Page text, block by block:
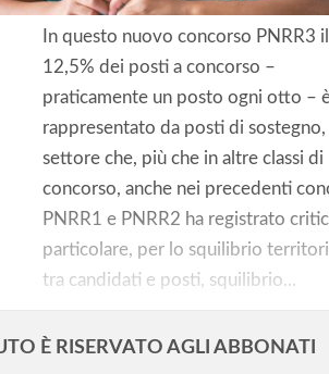
In questo nuovo concorso PNRR3 il
12,5% dei posti a concorso –
praticamente un posto ogni otto –
rappresentato da posti di sostegno,
settore che, più che in altre classi di
concorso, anche nei precedenti
PNRR1 e PNRR2 ha registrato
particolare, per lo squilibrio
tra candidati e posti, squilibrio...
È RISERVATO AGLI ABBONATI